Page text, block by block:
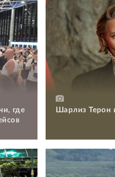
где
Шарлиз Терон